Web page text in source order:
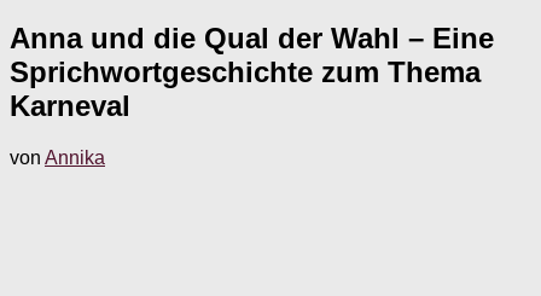
Anna und die Qual der Wahl – Eine
Sprichwortgeschichte zum Thema
Karneval
von Annika